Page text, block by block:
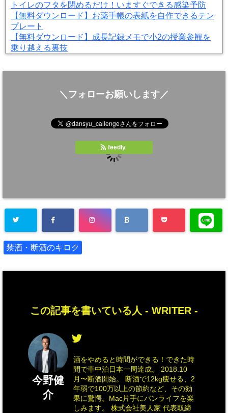
トイレのフタを閉めるだけ！いますぐできる感染予防
【無料ダウンロード】お薬手帳の表紙を自作できるテン
プレート
【無料ダウンロード】成長記録メモで小2の授業参観を
乗り越える裏技
＼フォローお願いします／
feedly
禁酒・断酒のキロク
この記事を書いている人 - WRITER -
今野健
介
酒をやめると時間ができる！できた時
間で車中泊日本一周達成。 2018.10
月〜断酒開始。 断酒で12kg痩せる、2
年弱で100万以上の節約など、その効
果に驚愕。Mac片手にバンライフを楽
しみます。 株式会社美人家 代表取締